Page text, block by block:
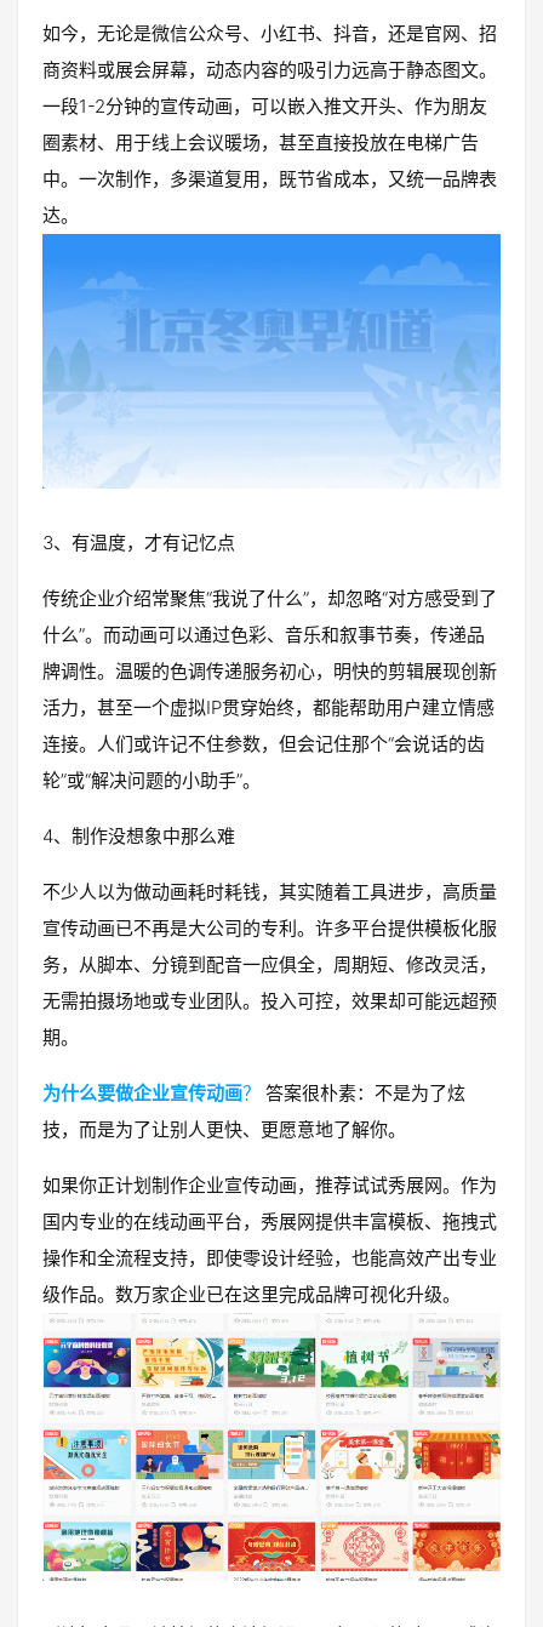
如今，无论是微信公众号、小红书、抖音，还是官网、招
商资料或展会屏幕，动态内容的吸引力远高于静态图文。
一段1-2分钟的宣传动画，可以嵌入推文开头、作为朋友
圈素材、用于线上会议暖场，甚至直接投放在电梯广告
中。一次制作，多渠道复用，既节省成本，又统一品牌表
达。
3、有温度，才有记忆点
传统企业介绍常聚焦“我说了什么”，却忽略“对方感受到了
什么”。而动画可以通过色彩、音乐和叙事节奏，传递品
牌调性。温暖的色调传递服务初心，明快的剪辑展现创新
活力，甚至一个虚拟IP贯穿始终，都能帮助用户建立情感
连接。人们或许记不住参数，但会记住那个“会说话的齿
轮”或“解决问题的小助手”。
4、制作没想象中那么难
不少人以为做动画耗时耗钱，其实随着工具进步，高质量
宣传动画已不再是大公司的专利。许多平台提供模板化服
务，从脚本、分镜到配音一应俱全，周期短、修改灵活，
无需拍摄场地或专业团队。投入可控，效果却可能远超预
期。
为什么要做企业宣传动画？
答案很朴素：不是为了炫
技，而是为了让别人更快、更愿意地了解你。
如果你正计划制作企业宣传动画，推荐试试秀展网。作为
国内专业的在线动画平台，秀展网提供丰富模板、拖拽式
操作和全流程支持，即使零设计经验，也能高效产出专业
级作品。数万家企业已在这里完成品牌可视化升级。